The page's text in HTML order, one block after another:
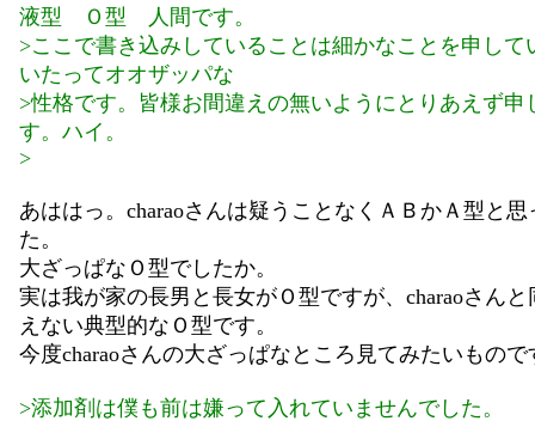
液型 Ｏ型 人間です。
>ここで書き込みしていることは細かなことを申して
いたってオオザッパな
>性格です。皆様お間違えの無いようにとりあえず申
す。ハイ。
>
あははっ。charaoさんは疑うことなくＡＢかＡ型と
た。
大ざっぱなＯ型でしたか。
実は我が家の長男と長女がＯ型ですが、charaoさん
えない典型的なＯ型です。
今度charaoさんの大ざっぱなところ見てみたいもの
>添加剤は僕も前は嫌って入れていませんでした。